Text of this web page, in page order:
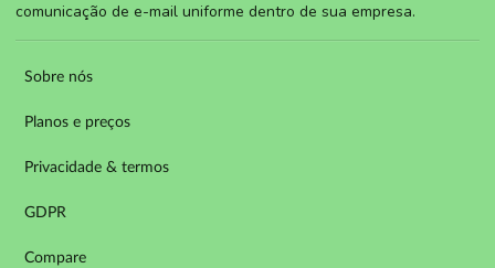
comunicação de e-mail uniforme dentro de sua empresa.
Sobre nós
Planos e preços
Privacidade & termos
GDPR
Compare